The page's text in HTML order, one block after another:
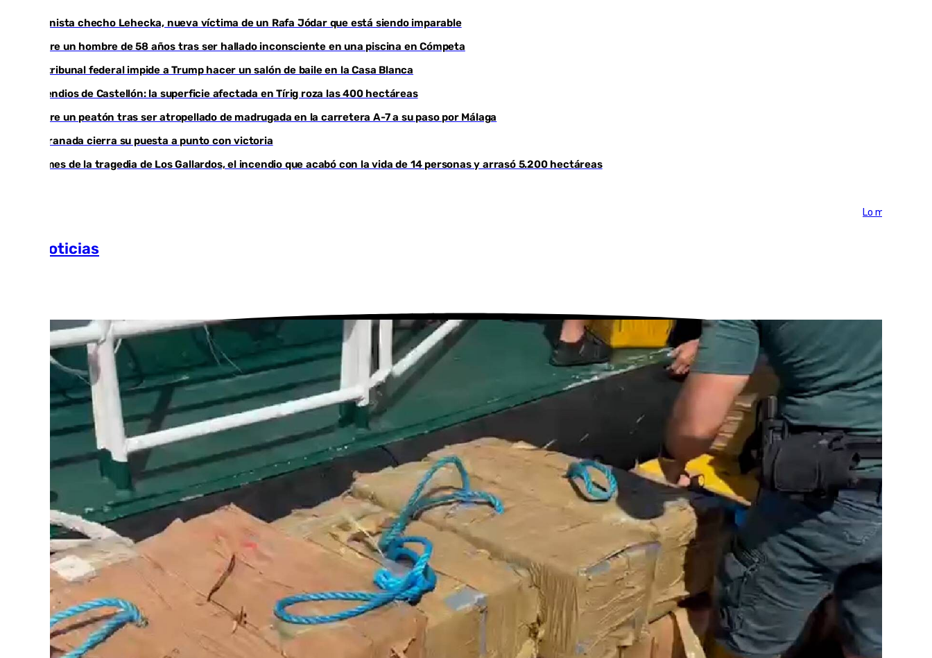
El tenista checho Lehecka, nueva víctima de un Rafa Jódar que está siendo imparable
Muere un hombre de 58 años tras ser hallado inconsciente en una piscina en Cómpeta
Un tribunal federal impide a Trump hacer un salón de baile en la Casa Blanca
Incendios de Castellón: la superficie afectada en Tírig roza las 400 hectáreas
Muere un peatón tras ser atropellado de madrugada en la carretera A-7 a su paso por Málaga
El Granada cierra su puesta a punto con victoria
Un mes de la tragedia de Los Gallardos, el incendio que acabó con la vida de 14 personas y arrasó 5.200 hectáreas
Lo más visto >
Más noticias